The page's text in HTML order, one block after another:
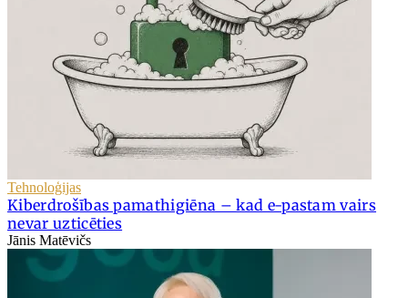
Tehnoloģijas
Kiberdrošības pamathigiēna – kad e-pastam vairs
nevar uzticēties
Jānis Matēvičs